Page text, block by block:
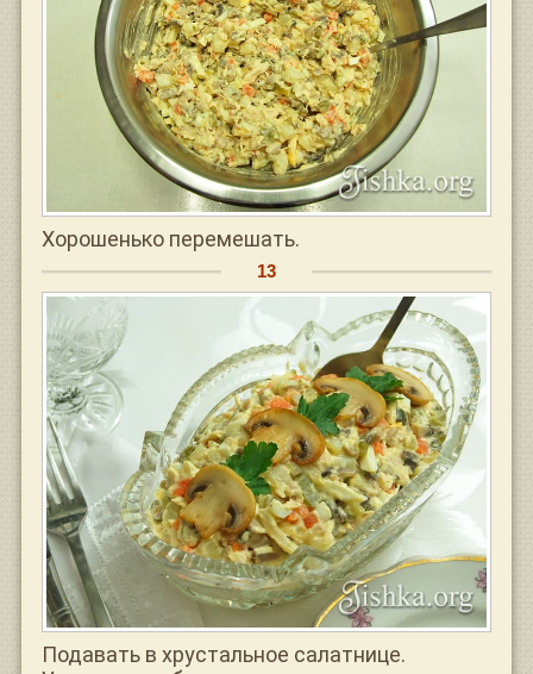
Хорошенько перемешать.
Подавать в хрустальное салатнице.